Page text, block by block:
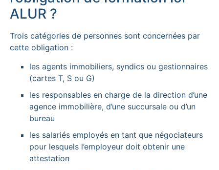
ALUR ?
Trois catégories de personnes sont concernées par
cette obligation :
les agents immobiliers, syndics ou gestionnaires
(cartes T, S ou G)
les responsables en charge de la direction d’une
agence immobilière, d’une succursale ou d’un
bureau
les salariés employés en tant que négociateurs
pour lesquels l’employeur doit obtenir une
attestation